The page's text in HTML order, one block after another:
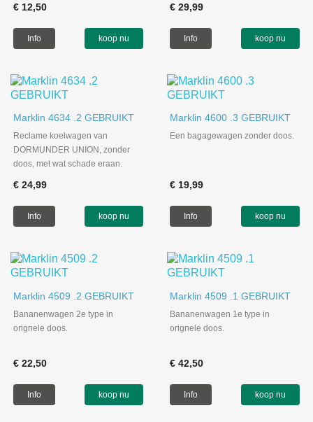
€ 12,50
Info koop nu
€ 29,99
Info koop nu
Marklin 4634 .2 GEBRUIKT
Reclame koelwagen van
DORMUNDER UNION, zonder
doos, met wat schade eraan.
€ 24,99
Info koop nu
Marklin 4600 .3 GEBRUIKT
Een bagagewagen zonder doos.
€ 19,99
Info koop nu
Marklin 4509 .2 GEBRUIKT
Bananenwagen 2e type in
orignele doos.
€ 22,50
Info koop nu
Marklin 4509 .1 GEBRUIKT
Bananenwagen 1e type in
orignele doos.
€ 42,50
Info koop nu